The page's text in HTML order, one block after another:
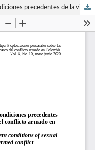
Exploraciones personales sobre las condiciones precedentes de la violencia sexual en el marco del conflicto armado en Colombia